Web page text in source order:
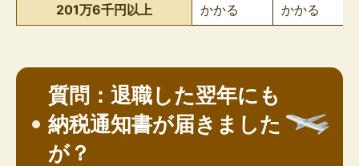
201万6千円以上
かかる かかる
質問：退職した翌年にも
納税通知書が届きました
が？